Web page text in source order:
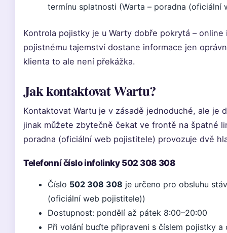
termínu splatnosti (Warta – poradna (oficiální
Kontrola pojistky je u Warty dobře pokrytá –
pojistnému tajemství dostane informace jen
klienta to ale není překážka.
Jak kontaktovat Wartu?
Kontaktovat Wartu je v zásadě jednoduché, ale je
jinak můžete zbytečně čekat ve frontě na špatné
poradna (oficiální web pojistitele) provozuje dvě
Telefonní číslo infolinky 502 308 308
Číslo 502 308 308 je určeno pro obsluhu
(oficiální web pojistitele))
Dostupnost: pondělí až pátek 8:00–20:00
Při volání buďte připraveni s číslem pojistky